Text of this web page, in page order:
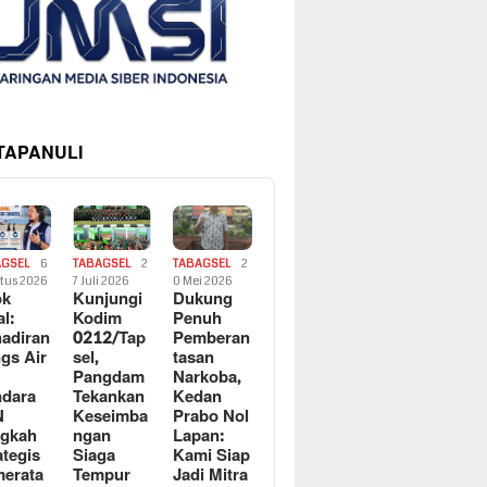
6
2026
Air
TABAGSEL
2
7 Juli 2026
Kunjungi
Kodim
0212/Tap
sel,
Pangdam
Tekankan
Keseimba
ngan
Siaga
Tempur
TABAGSEL
2
0 Mei 2026
Dukung
Penuh
Pemberan
tasan
Narkoba,
Kedan
Prabo Nol
Lapan:
Kami Siap
Jadi Mitra